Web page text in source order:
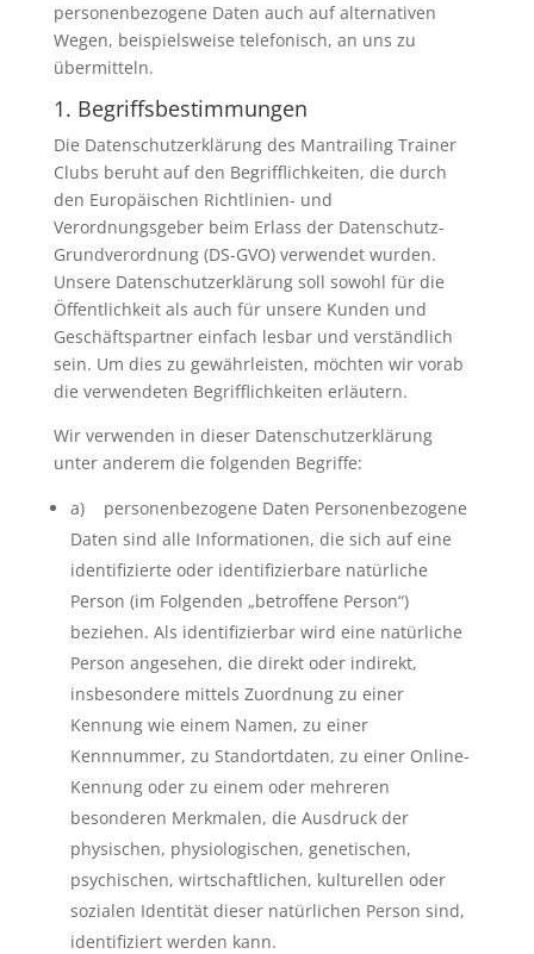
personenbezogene Daten auch auf alternativen
Wegen, beispielsweise telefonisch, an uns zu
übermitteln.
1. Begriffsbestimmungen
Die Datenschutzerklärung des Mantrailing Trainer
Clubs beruht auf den Begrifflichkeiten, die durch
den Europäischen Richtlinien- und
Verordnungsgeber beim Erlass der Datenschutz-
Grundverordnung (DS-GVO) verwendet wurden.
Unsere Datenschutzerklärung soll sowohl für die
Öffentlichkeit als auch für unsere Kunden und
Geschäftspartner einfach lesbar und verständlich
sein. Um dies zu gewährleisten, möchten wir vorab
die verwendeten Begrifflichkeiten erläutern.
Wir verwenden in dieser Datenschutzerklärung
unter anderem die folgenden Begriffe:
a) personenbezogene Daten Personenbezogene
Daten sind alle Informationen, die sich auf eine
identifizierte oder identifizierbare natürliche
Person (im Folgenden „betroffene Person“)
beziehen. Als identifizierbar wird eine natürliche
Person angesehen, die direkt oder indirekt,
insbesondere mittels Zuordnung zu einer
Kennung wie einem Namen, zu einer
Kennnummer, zu Standortdaten, zu einer Online-
Kennung oder zu einem oder mehreren
besonderen Merkmalen, die Ausdruck der
physischen, physiologischen, genetischen,
psychischen, wirtschaftlichen, kulturellen oder
sozialen Identität dieser natürlichen Person sind,
identifiziert werden kann.